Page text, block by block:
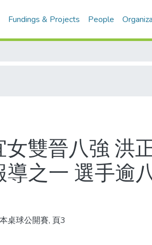
Fundings & Projects People
雙晉八強 洪
之一 選手逾
桌球公開賽, 頁3